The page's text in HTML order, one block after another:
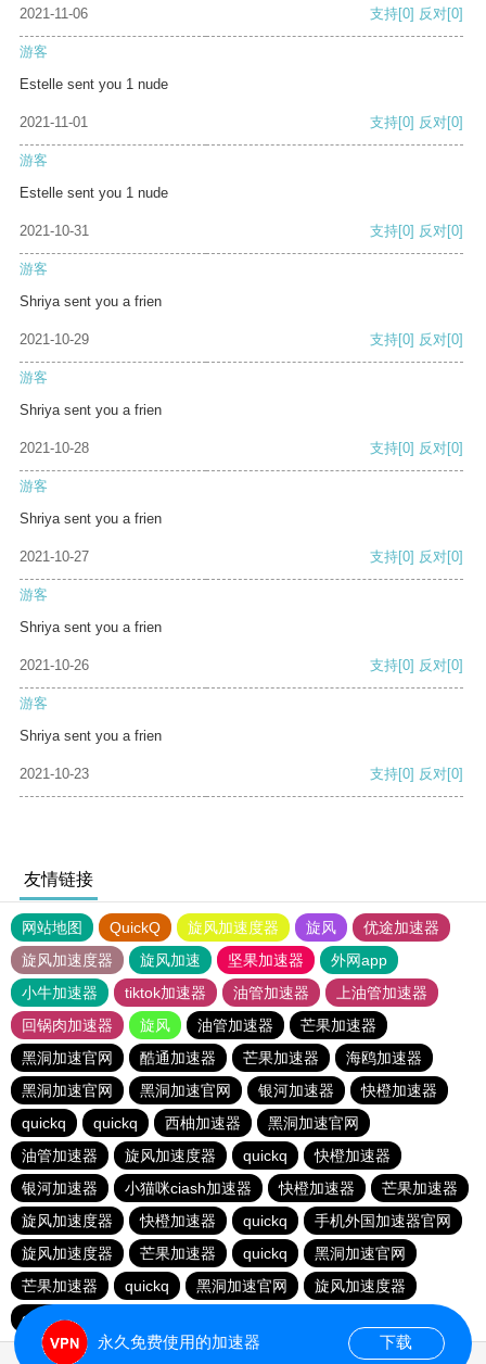
2021-11-06 支持[0] 反对[0]
游客
Estelle sent you 1 nude
2021-11-01 支持[0] 反对[0]
游客
Estelle sent you 1 nude
2021-10-31 支持[0] 反对[0]
游客
Shriya sent you a frien
2021-10-29 支持[0] 反对[0]
游客
Shriya sent you a frien
2021-10-28 支持[0] 反对[0]
游客
Shriya sent you a frien
2021-10-27 支持[0] 反对[0]
游客
Shriya sent you a frien
2021-10-26 支持[0] 反对[0]
游客
Shriya sent you a frien
2021-10-23 支持[0] 反对[0]
友情链接
网站地图 QuickQ 旋风加速度器 旋风
优途加速器
旋风加速度器
旋风加速 坚果加速器
外网app
小牛加速器
tiktok加速器 油管加速器
上油管加速器
回锅肉加速器
旋风 油管加速器
芒果加速器
黑洞加速官网
酷通加速器 芒果加速器
海鸥加速器
黑洞加速官网
黑洞加速官网 银河加速器
快橙加速器
quickq
quickq 西柚加速器
黑洞加速官网
油管加速器
旋风加速度器 quickq
快橙加速器
银河加速器
小猫咪ciash加速器 快橙加速器
芒果加速器
旋风加速度器
快橙加速器 quickq
手机外国加速器官网
旋风加速度器
芒果加速器 quickq
黑洞加速官网
芒果加速器
quickq 黑洞加速官网
旋风加速度器
quickq
永久免费使用的加速器 下载